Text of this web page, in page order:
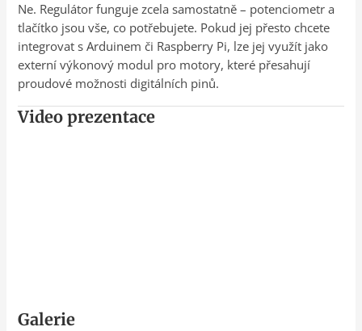
Ne. Regulátor funguje zcela samostatně – potenciometr a
tlačítko jsou vše, co potřebujete. Pokud jej přesto chcete
integrovat s Arduinem či Raspberry Pi, lze jej využít jako
externí výkonový modul pro motory, které přesahují
proudové možnosti digitálních pinů.
Video prezentace
Galerie